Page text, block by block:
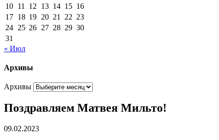
10 11 12 13 14 15 16
17 18 19 20 21 22 23
24 25 26 27 28 29 30
31
« Июл
Архивы
Архивы
Поздравляем Матвея Мильто!
09.02.2023